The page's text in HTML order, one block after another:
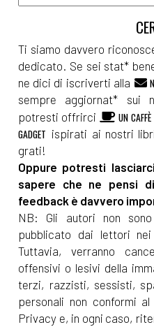
Ti siamo davvero
dedicato. Se sei stat*
ne dici di iscriverti alla
sempre aggiornat* sui
potresti offrirci
UN CAFFÈ
GADGET ispirati ai nostri
grati!
Oppure potresti
sapere che ne pensi
feedback è davvero
NB: Gli autori non
pubblicato dai lettori
Tuttavia, verranno
offensivi o lesivi della
terzi, razzisti, sessisti,
personali non conformi
Privacy e, in ogni caso,